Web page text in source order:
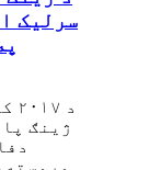
سرلیک
ژینګ